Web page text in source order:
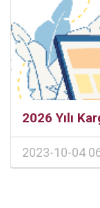
2026 Yılı
2023-10-04